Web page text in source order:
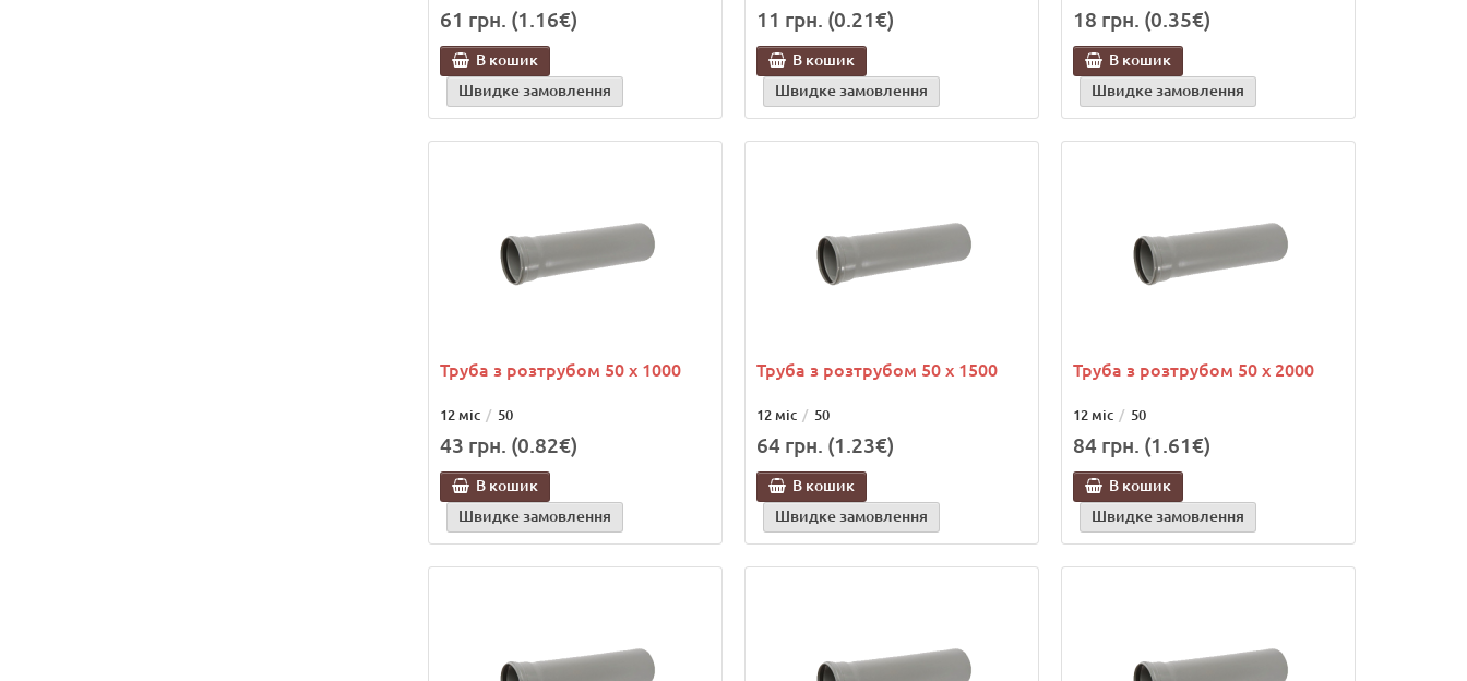
61 грн. (1.16€)
В кошик
Швидке замовлення
11 грн. (0.21€)
В кошик
Швидке замовлення
18 грн. (0.35€)
В кошик
Швидке замовлення
Труба з розтрубом 50 х 1000
12 міс 50
43 грн. (0.82€)
В кошик
Швидке замовлення
Труба з розтрубом 50 х 1500
12 міс 50
64 грн. (1.23€)
В кошик
Швидке замовлення
Труба з розтрубом 50 х 2000
12 міс 50
84 грн. (1.61€)
В кошик
Швидке замовлення